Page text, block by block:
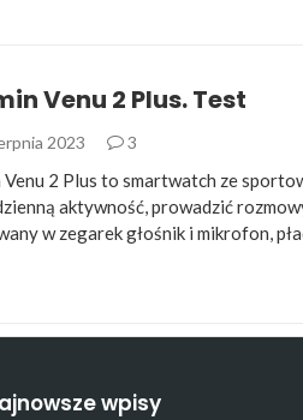
Venu 2 Plus. Test
2023 3
Venu 2 Plus to smartwatch ze
aktywność, prowadzić
w zegarek głośnik i mikrofon,
wpisy